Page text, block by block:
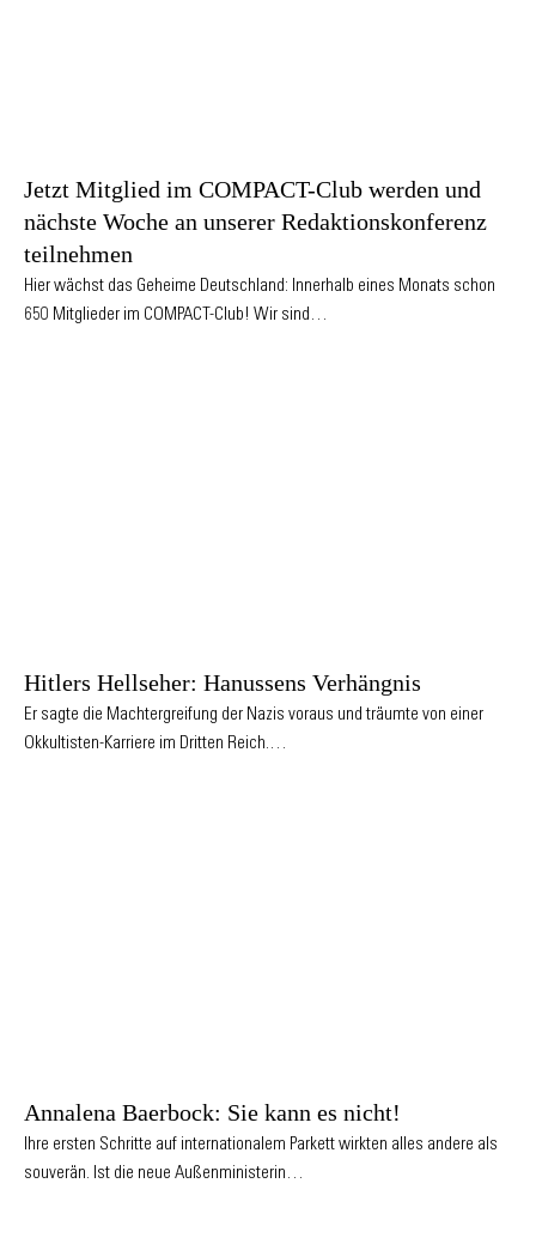
Jetzt Mitglied im COMPACT-Club werden und
nächste Woche an unserer Redaktionskonferenz
teilnehmen
Hier wächst das Geheime Deutschland: Innerhalb eines Monats schon
650 Mitglieder im COMPACT-Club! Wir sind…
Hitlers Hellseher: Hanussens Verhängnis
Er sagte die Machtergreifung der Nazis voraus und träumte von einer
Okkultisten-Karriere im Dritten Reich.…
Annalena Baerbock: Sie kann es nicht!
Ihre ersten Schritte auf internationalem Parkett wirkten alles andere als
souverän. Ist die neue Außenministerin…